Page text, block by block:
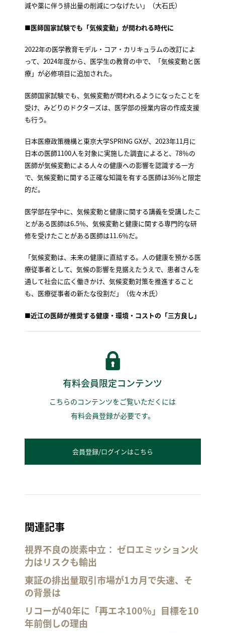
減や薬に伴う排出量の削減につなげたい」（大石氏）
■医師国家試験でも「気候変動」が問われる時代に
2022年の医学教育モデル・コア・カリキュラムの改訂によ
って、2024年度から、医学生の教育の中で、「気候変動と医
療」が必修項目に追加された。
医師国家試験でも、気候変動が問われるようになったことを
受け、みどりのドクターズは、医学部の授業内容の作成支援
も行う。
日本医療政策機構と東京大学SPRING GXが、2023年11月に
日本の医師1100人を対象に実施した調査によると、78％の
医師が気候変動による人々の健康への影響を認識する一方
で、気候変動に関する正確な知識を有する医師は36％と限定
的だ。
医学部在学中に、気候変動と健康に関する講義を受講したこ
とがある医師は6.5％、気候変動と健康に関する専門的な研
修を受けたことがある医師は11.6％だ。
「気候変動は、未来の健康に直結する。人の健康を預かる医
療従事者として、気候の影響を見据えたうえで、患者さんを
通して社会に広く働きかけ、気候変動対策を推進すること
も、医療従事者の新たな役割だ」（佐々木氏）
■近江の医師が推奨する健康・環境・コストの「三方良し」
有料会員限定コンテンツ
こちらのコンテンツをご覧いただくには
有料会員登録が必要です。
会員登録/ログインはこちら
関連記事
視界不良の炭素中立： ゼロエミッション火
力はリスクも輸出
東証の排出量取引市場が1カ月で失速、そ
の背景は
リコーが40年に「再エネ100％」目標を10
年前倒しの理由